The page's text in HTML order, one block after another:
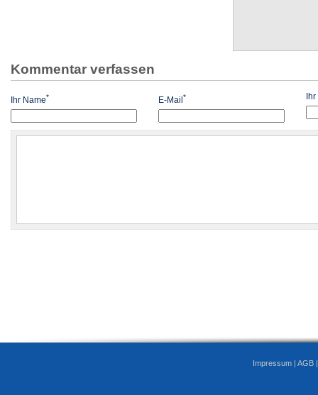
Kommentar verfassen
Ihr Name* E-Mail* Ihr
Impressum | AGB